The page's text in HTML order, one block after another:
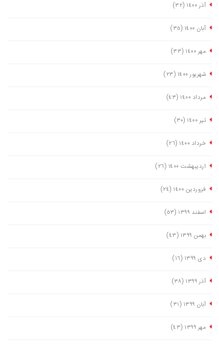
آذر ١٤٠٠ (٣٢)
آبان ١٤٠٠ (٣٥)
مهر ١٤٠٠ (٣٣)
شهریور ١٤٠٠ (٢٣)
مرداد ١٤٠٠ (٤٣)
تیر ١٤٠٠ (٣٠)
خرداد ١٤٠٠ (٢٦)
اردیبهشت ١٤٠٠ (٢٦)
فروردین ١٤٠٠ (٢٤)
اسفند ١٣٩٩ (٥٣)
بهمن ١٣٩٩ (٤٣)
دی ١٣٩٩ (١٦)
آذر ١٣٩٩ (٣٨)
آبان ١٣٩٩ (٣١)
مهر ١٣٩٩ (٤٣)